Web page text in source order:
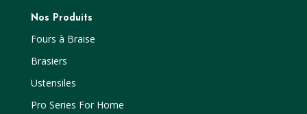
Nos Produits
Fours à Braise
Brasiers
Ustensiles
Pro Series For Home